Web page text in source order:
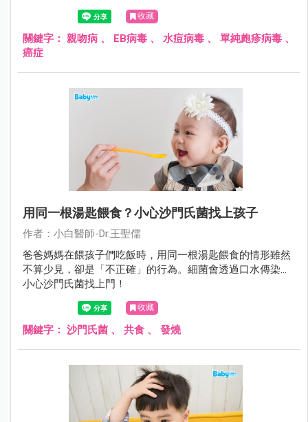
子、共用餐具，引起不必要的疾病。
收藏
關鍵字： 親吻病 、 EB病毒 、 水痘病毒 、 單純皰疹病毒 、
癌症
用同一根湯匙餵食？小心沙門氏菌找上孩子
作者：小白醫師-Dr.王聖儒
爸爸媽媽在餵孩子們吃飯時，用同一根湯匙餵食的情形雖然
不算少見，卻是「不正確」的行為。細菌會透過口水傳染…
小心沙門氏菌找上門！
收藏
關鍵字： 沙門氏菌 、 共食 、 發燒